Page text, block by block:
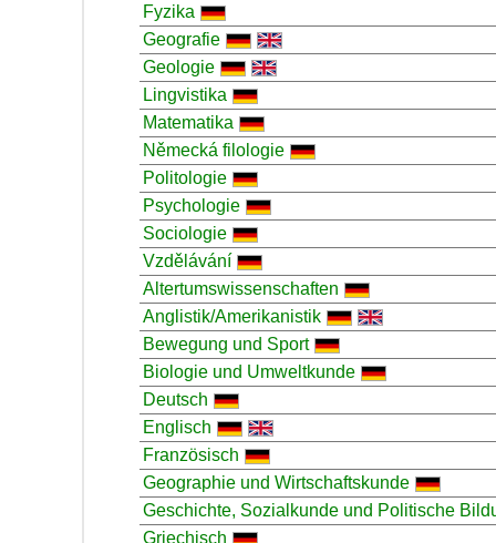
Fyzika
Geografie
Geologie
Lingvistika
Matematika
Německá filologie
Politologie
Psychologie
Sociologie
Vzdělávání
Altertumswissenschaften
Anglistik/Amerikanistik
Bewegung und Sport
Biologie und Umweltkunde
Deutsch
Englisch
Französisch
Geographie und Wirtschaftskunde
Geschichte, Sozialkunde und Politische
Griechisch